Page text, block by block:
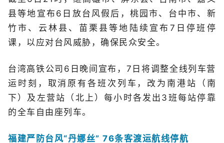
县等地宣布6日放台风假后，桃园市、台中市、新
竹市、云林县、苗栗县等地陆续宣布7日停班停
课，以应对台风威胁，确保民众安全。
台湾高铁公司6日晚间宣布，7日将调整全线列车营
运时刻，取消原有各班次列车，改为南港站（南
下）及左营站（北上）每小时各发出3班每站停靠
的全车自由座列车。
福建严防台风“丹娜丝” 76条客渡运航线停航